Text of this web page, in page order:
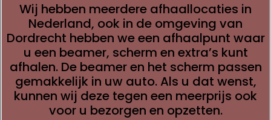
Wij hebben meerdere afhaallocaties in
Nederland, ook in de omgeving van
Dordrecht hebben we een afhaalpunt waar
u een beamer, scherm en extra’s kunt
afhalen. De beamer en het scherm passen
gemakkelijk in uw auto. Als u dat wenst,
kunnen wij deze tegen een meerprijs ook
voor u bezorgen en opzetten.